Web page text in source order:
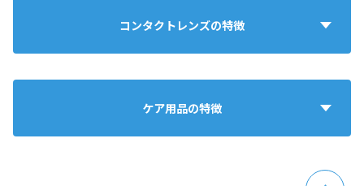
コンタクトレンズの特徴
ケア用品の特徴